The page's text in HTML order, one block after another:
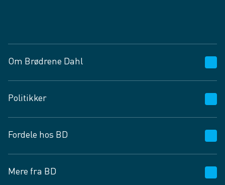
Om Brødrene Dahl
Vagttelefon 30 10 89 89
Spørgsmål og svar
Job og karriere
Fødevarekontrolrapport
Politikker
Privatlivspolitik
Cookies
Vilkår og betingelser
Fordele hos BD
BD app
Mere fra BD